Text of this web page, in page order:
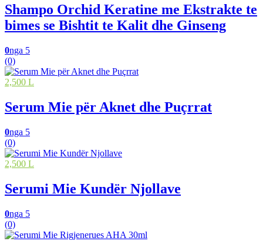
Shampo Orchid Keratine me Ekstrakte te
bimes se Bishtit te Kalit dhe Ginseng
0nga 5
(0)
2,500 L
Serum Mie për Aknet dhe Puçrrat
0nga 5
(0)
2,500 L
Serumi Mie Kundër Njollave
0nga 5
(0)